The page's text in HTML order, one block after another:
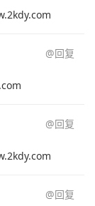
@回复
@回复
@回复